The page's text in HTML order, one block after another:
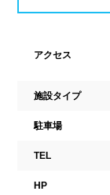
アクセス
施設タイプ
駐車場
TEL
HP
ナイトプール
ホテル
スパリゾート
ジャグジー